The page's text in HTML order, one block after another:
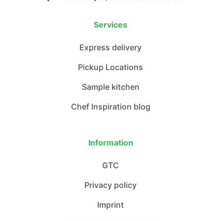
Services
Express delivery
Pickup Locations
Sample kitchen
Chef Inspiration blog
Information
GTC
Privacy policy
Imprint